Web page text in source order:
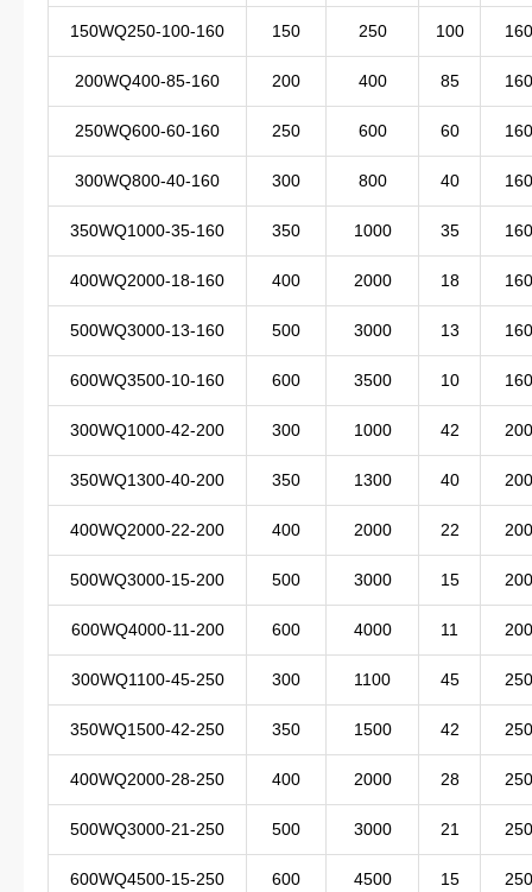
150WQ250-100-160 150 250 100 160
200WQ400-85-160 200 400 85 160
250WQ600-60-160 250 600 60 160
300WQ800-40-160 300 800 40 160
350WQ1000-35-160 350 1000 35 160
400WQ2000-18-160 400 2000 18 160
500WQ3000-13-160 500 3000 13 160
600WQ3500-10-160 600 3500 10 160
300WQ1000-42-200 300 1000 42 200
350WQ1300-40-200 350 1300 40 200
400WQ2000-22-200 400 2000 22 200
500WQ3000-15-200 500 3000 15 200
600WQ4000-11-200 600 4000 11 200
300WQ1100-45-250 300 1100 45 250
350WQ1500-42-250 350 1500 42 250
400WQ2000-28-250 400 2000 28 250
500WQ3000-21-250 500 3000 21 250
600WQ4500-15-250 600 4500 15 250